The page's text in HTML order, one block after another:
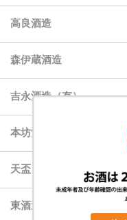
高良酒造
森伊蔵酒造
吉永酒造（有）
本坊酒造
天盃
東酒造